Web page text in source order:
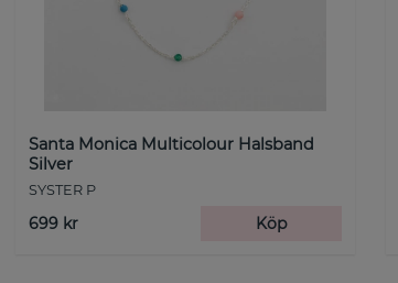
Santa Monica Multicolour Halsband
Silver
SYSTER P
699 kr Köp